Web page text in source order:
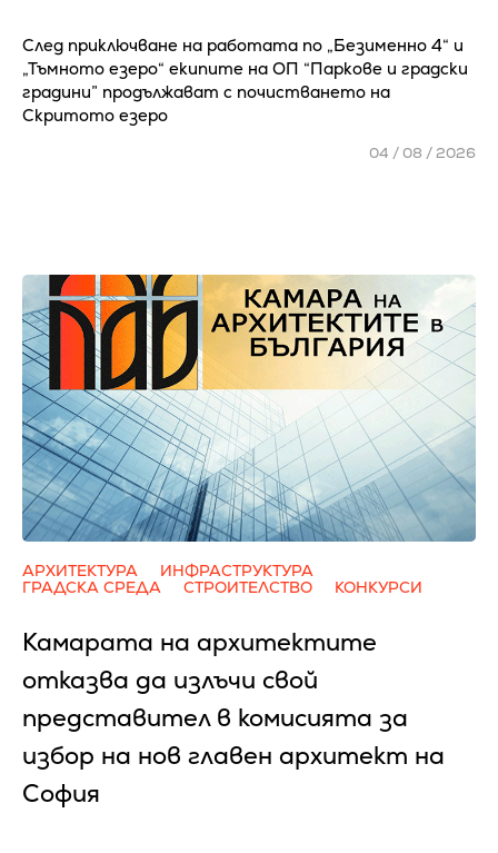
След приключване на работата по „Безименно 4“ и
„Тъмното езеро“ екипите на ОП “Паркове и градски
градини” продължават с почистването на
Скритото езеро
04 / 08 / 2026
АРХИТЕКТУРА
ИНФРАСТРУКТУРА
ГРАДСКА СРЕДА
СТРОИТЕЛСТВО КОНКУРСИ
Камарата на архитектите
отказва да излъчи свой
представител в комисията за
избор на нов главен архитект на
София